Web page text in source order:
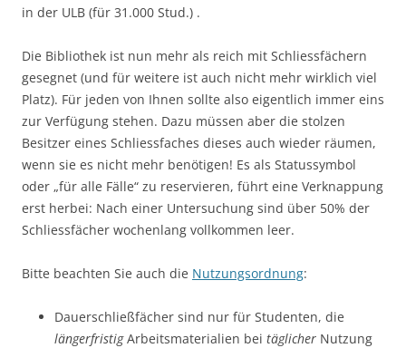
in der ULB (für 31.000 Stud.) .
Die Bibliothek ist nun mehr als reich mit Schliessfächern
gesegnet (und für weitere ist auch nicht mehr wirklich viel
Platz). Für jeden von Ihnen sollte also eigentlich immer eins
zur Verfügung stehen. Dazu müssen aber die stolzen
Besitzer eines Schliessfaches dieses auch wieder räumen,
wenn sie es nicht mehr benötigen! Es als Statussymbol
oder „für alle Fälle“ zu reservieren, führt eine Verknappung
erst herbei: Nach einer Untersuchung sind über 50% der
Schliessfächer wochenlang vollkommen leer.
Bitte beachten Sie auch die Nutzungsordnung:
Dauerschließfächer sind nur für Studenten, die
längerfristigArbeitsmaterialien bei täglicher Nutzung